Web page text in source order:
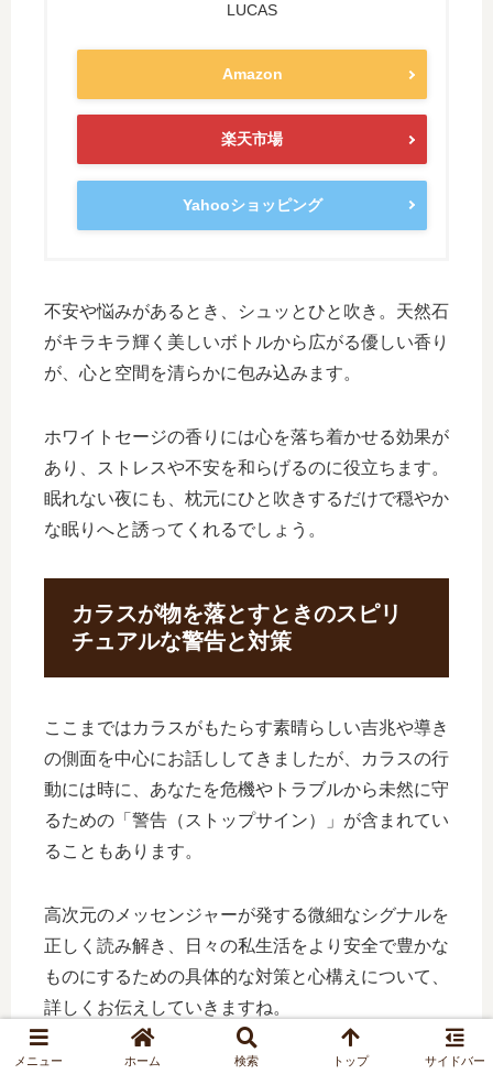
LUCAS
Amazon
楽天市場
Yahooショッピング
不安や悩みがあるとき、シュッとひと吹き。天然石
がキラキラ輝く美しいボトルから広がる優しい香り
が、心と空間を清らかに包み込みます。
ホワイトセージの香りには心を落ち着かせる効果が
あり、ストレスや不安を和らげるのに役立ちます。
眠れない夜にも、枕元にひと吹きするだけで穏やか
な眠りへと誘ってくれるでしょう。
カラスが物を落とすときのスピリ
チュアルな警告と対策
ここまではカラスがもたらす素晴らしい吉兆や導き
の側面を中心にお話ししてきましたが、カラスの行
動には時に、あなたを危機やトラブルから未然に守
るための「警告（ストップサイン）」が含まれてい
ることもあります。
高次元のメッセンジャーが発する微細なシグナルを
正しく読み解き、日々の私生活をより安全で豊かな
ものにするための具体的な対策と心構えについて、
詳しくお伝えしていきますね。
メニュー ホーム 検索 トップ サイドバー